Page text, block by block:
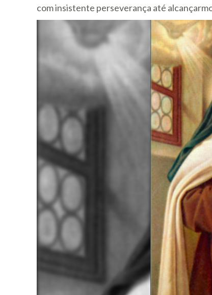
com insistente perseverança até